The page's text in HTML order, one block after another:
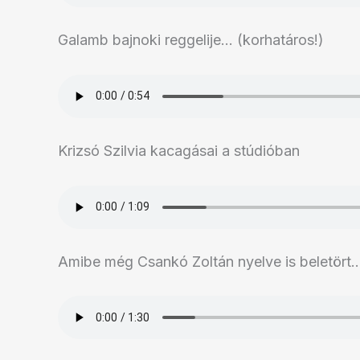
Galamb bajnoki reggelije… (korhatáros!)
Krizsó Szilvia kacagásai a stúdióban
Amibe még Csankó Zoltán nyelve is